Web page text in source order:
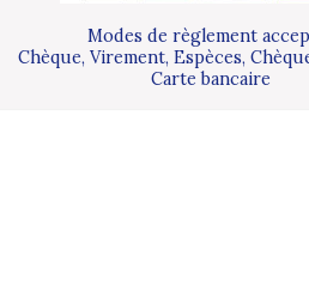
Modes de règlement
Chèque, Virement, Espèces,
Carte bancaire